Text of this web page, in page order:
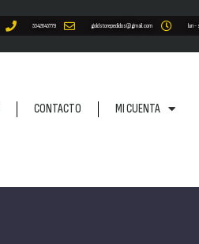
5542645779 goldstorepedidos@gmail.com lun -
CONTACTO MI CUENTA